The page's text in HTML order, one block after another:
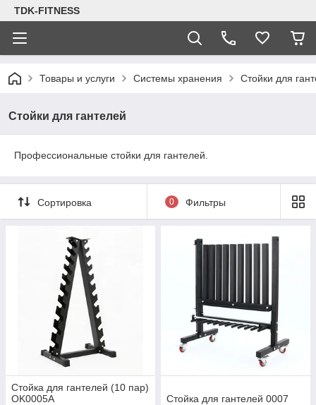
TDK-FITNESS
Товары и услуги Системы хранения Стойки для
Стойки для гантелей
Профессиональные стойки для гантелей.
Сортировка 0 Фильтры
Стойка для гантелей (10 пар)
OK0005A
Стойка для гантелей 0007